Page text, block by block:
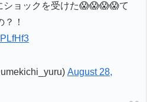
ョックを受けた😱😱😱😱て
！
August 28,